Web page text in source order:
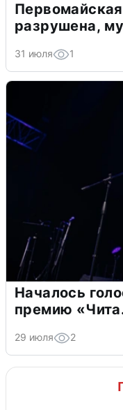
разрушена,
31 июля 1
Началось
премию
29 июля 2